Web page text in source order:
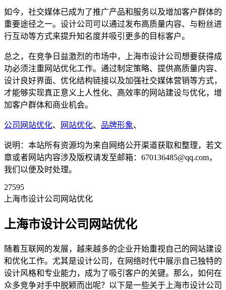
如今，社交媒体已成为了推广产品和服务以及增加客户群体的
重要途径之一。设计公司可以通过发布高质量内容、与粉丝进
行互动等方式来提升知名度并吸引更多的目标客户。
总之，在竞争日益激烈的市场中，上海市设计公司想要获得成
功必须注重网站优化工作。通过制定策略、提供高质量内容、
设计良好界面、优化结构链接以及加强社交媒体营销等方式，
才能够实现真正意义上人性化、高效率的网站建设与优化，增
加客户群体和商业机会。
公司网站优化、 网站优化、 品牌形象、
说明：本站所有资源均为来自网络公开渠道获取和整理，若文
章或者网站内容涉及版权请发至邮箱：670136485@qq.com，
我们以便及时处理。
27595
上海市设计公司网站优化
上海市设计公司网站优化
随着互联网的发展，越来越多的企业开始重视自己的网站建设
和优化工作。尤其是设计公司，在网络时代中展示自己独特的
设计风格和专业能力，成为了吸引客户的关键。那么，如何在
众多竞争对手中脱颖而出呢？以下是一些关于上海市设计公司